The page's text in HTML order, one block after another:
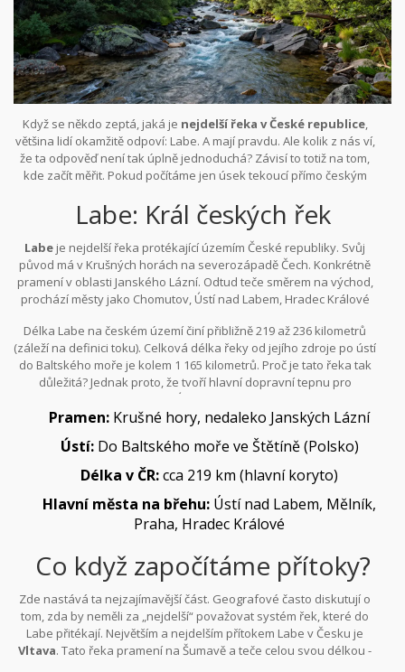
Když se někdo zeptá, jaká je nejdelší řeka v České republice,
většina lidí okamžitě odpoví: Labe. A mají pravdu. Ale kolik z nás ví,
že ta odpověď není tak úplně jednoduchá? Závisí to totiž na tom,
kde začít měřit. Pokud počítáme jen úsek tekoucí přímo českým
ale vezmeme v potaz celý povodí včetně zdrojů v Německu,
situace se trochu mění. Pojďme si rozebrat fakta, mýty a
zajímavosti o našich vodních tepnách.
Labe: Král českých řek
Labe je nejdelší řeka protékající územím České republiky. Svůj
původ má v Krušných horách na severozápadě Čech. Konkrétně
pramení v oblasti Janského Lázní. Odtud teče směrem na východ,
prochází městy jako Chomutov, Ústí nad Labem, Hradec Králové
směřuje do Polska.
Délka Labe na českém území činí přibližně 219 až 236 kilometrů
(záleží na definici toku). Celková délka řeky od jejího zdroje po ústí
do Baltského moře je kolem 1 165 kilometrů. Proč je tato řeka tak
důležitá? Jednak proto, že tvoří hlavní dopravní tepnu pro
nákladní lodě mezi Prahou a Ústím nad Labem, a jednak proto, že
zásobuje velkou část severních Čech pitnou vodou.
Pramen: Krušné hory, nedaleko Janských Lázní
Ústí:Do Baltského moře ve Štětíně (Polsko)
Délka v ČR:cca 219 km (hlavní koryto)
Hlavní města na břehu: Ústí nad Labem, Mělník,
Praha, Hradec Králové
Co když započítáme přítoky?
Zde nastává ta nejzajímavější část. Geografové často diskutují o
tom, zda by neměli za „nejdelší“ považovat systém řek, které do
Labe přitékají. Největším a nejdelším přítokem Labe v Česku je
Vltava. Tato řeka pramení na Šumavě a teče celou svou délkou -